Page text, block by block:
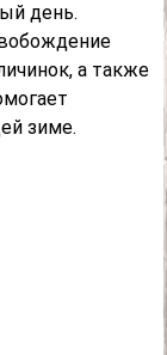
день.
а также
зиме.